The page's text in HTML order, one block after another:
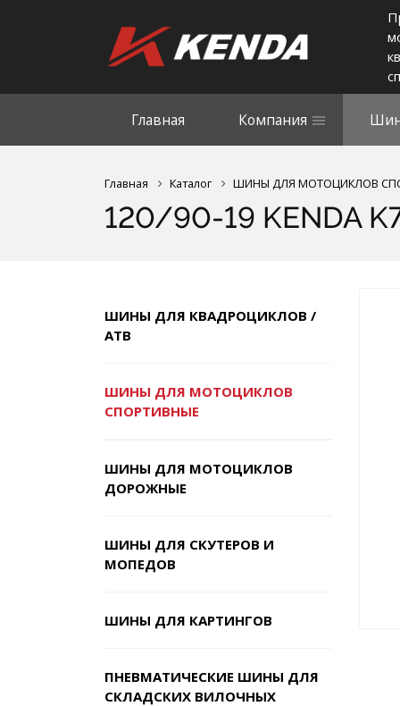
Главная Компания
Главная Каталог ШИНЫ ДЛЯ МОТОЦИКЛОВ
120/90-19 KENDA
ШИНЫ ДЛЯ КВАДРОЦИКЛОВ /
АТВ
ШИНЫ ДЛЯ МОТОЦИКЛОВ
СПОРТИВНЫЕ
ШИНЫ ДЛЯ МОТОЦИКЛОВ
ДОРОЖНЫЕ
ШИНЫ ДЛЯ СКУТЕРОВ И
МОПЕДОВ
ШИНЫ ДЛЯ КАРТИНГОВ
ПНЕВМАТИЧЕСКИЕ ШИНЫ ДЛЯ
СКЛАДСКИХ ВИЛОЧНЫХ